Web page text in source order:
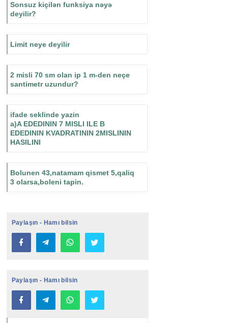
Sonsuz kiçilən funksiya nəyə
deyilir?
Limit neye deyilir
2 misli 70 sm olan ip 1 m-den neçe
santimetr uzundur?
ifade seklinde yazin
a)A EDEDININ 7 MISLI ILE B
EDEDININ KVADRATININ 2MISLININ
HASILINI
Bolunen 43,natamam qismet 5,qaliq
3 olarsa,boleni tapin.
Paylaşın - Hamı bilsin
Paylaşın - Hamı bilsin